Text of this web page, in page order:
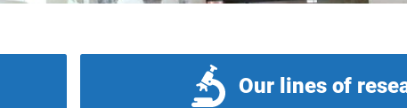
Our lines of